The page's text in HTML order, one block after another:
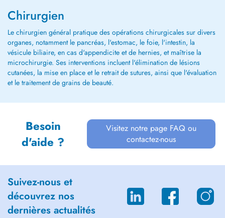
Chirurgien
Le chirurgien général pratique des opérations chirurgicales sur divers
organes, notamment le pancréas, l'estomac, le foie, l'intestin, la
vésicule biliaire, en cas d'appendicite et de hernies, et maîtrise la
microchirurgie. Ses interventions incluent l'élimination de lésions
cutanées, la mise en place et le retrait de sutures, ainsi que l'évaluation
et le traitement de grains de beauté.
Besoin
d'aide ?
Visitez notre page FAQ ou
contactez-nous
Suivez-nous et
découvrez nos
dernières actualités